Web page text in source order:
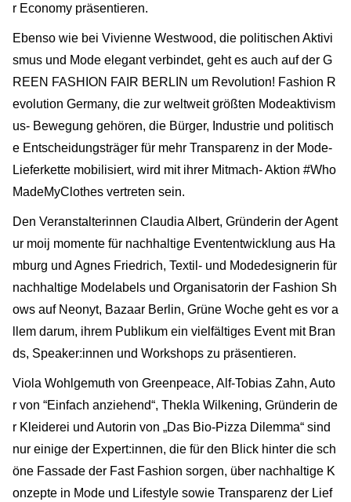
r Economy präsentieren.
Ebenso wie bei Vivienne Westwood, die politischen Aktivi
smus und Mode elegant verbindet, geht es auch auf der G
REEN FASHION FAIR BERLIN um Revolution! Fashion R
evolution Germany, die zur weltweit größten Modeaktivism
us- Bewegung gehören, die Bürger, Industrie und politisch
e Entscheidungsträger für mehr Transparenz in der Mode-
Lieferkette mobilisiert, wird mit ihrer Mitmach- Aktion #Who
MadeMyClothes vertreten sein.
Den Veranstalterinnen Claudia Albert, Gründerin der Agent
ur moij momente für nachhaltige Evententwicklung aus Ha
mburg und Agnes Friedrich, Textil- und Modedesignerin für
nachhaltige Modelabels und Organisatorin der Fashion Sh
ows auf Neonyt, Bazaar Berlin, Grüne Woche geht es vor a
llem darum, ihrem Publikum ein vielfältiges Event mit Bran
ds, Speaker:innen und Workshops zu präsentieren.
Viola Wohlgemuth von Greenpeace, Alf-Tobias Zahn, Auto
r von “Einfach anziehend“, Thekla Wilkening, Gründerin de
r Kleiderei und Autorin von „Das Bio-Pizza Dilemma“ sind
nur einige der Expert:innen, die für den Blick hinter die sch
öne Fassade der Fast Fashion sorgen, über nachhaltige K
onzepte in Mode und Lifestyle sowie Transparenz der Lief